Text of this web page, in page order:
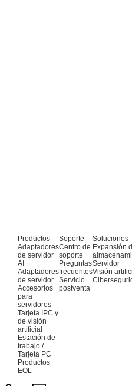
Productos
Adaptadores
de servidor
AI
Adaptadores
de servidor
Accesorios
para
servidores
Tarjeta IPC y
de visión
artificial
Estación de
trabajo /
Tarjeta PC
Productos
EOL
Soporte
Centro de
soporte
Preguntas
frecuentes
Servicio
postventa
Soluciones
Expansión
Servidor
Visión